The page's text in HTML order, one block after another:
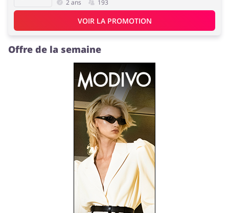
2 ans 193
VOIR LA PROMOTION
Offre de la semaine